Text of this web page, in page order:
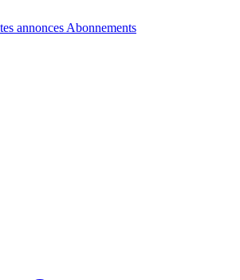
annonces Abonnements